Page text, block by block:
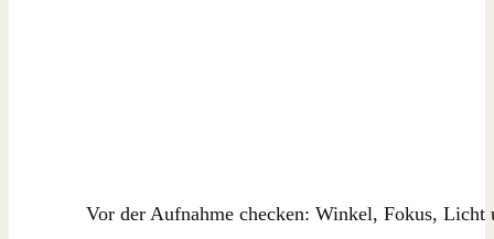
Vor der Aufnahme checken: Winkel, Fokus, Licht